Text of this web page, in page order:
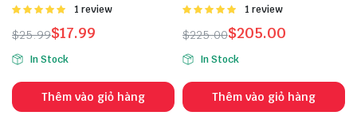
Được
5.005 sao
1 review
$25.99$17.99
In Stock
Thêm vào giỏ hàng
Được
5.005 sao
1 review
$225.00$205.00
In Stock
Thêm vào giỏ hàng